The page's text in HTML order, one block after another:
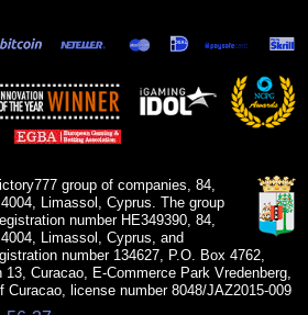
group of companies, 84,
Limassol, Cyprus. The group
number HE349390, 84,
Limassol, Cyprus, and
number 134627, P.O. Box 4762,
Curacao, E-Commerce Park Vredenberg,
Curacao, license number 8048/JAZ2015-009